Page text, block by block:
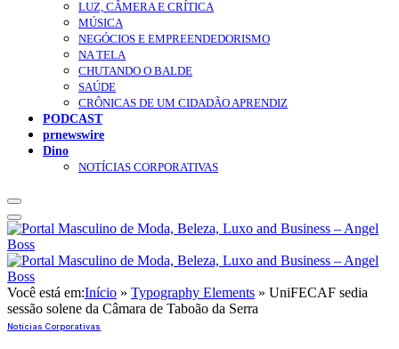
LUZ, CÂMERA E CRÍTICA
MÚSICA
NEGÓCIOS E EMPREENDEDORISMO
NA TELA
CHUTANDO O BALDE
SAÚDE
CRÔNICAS DE UM CIDADÃO APRENDIZ
PODCAST
prnewswire
Dino
NOTÍCIAS CORPORATIVAS
Você está em:Início » Typography Elements » UniFECAF sedia
sessão solene da Câmara de Taboão da Serra
Notícias Corporativas